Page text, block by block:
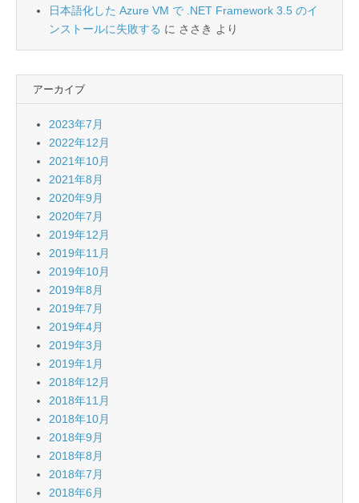
日本語化した Azure VM で .NET Framework 3.5 のイ
ンストールに失敗する に ささき より
アーカイブ
2023年7月
2022年12月
2021年10月
2021年8月
2020年9月
2020年7月
2019年12月
2019年11月
2019年10月
2019年8月
2019年7月
2019年4月
2019年3月
2019年1月
2018年12月
2018年11月
2018年10月
2018年9月
2018年8月
2018年7月
2018年6月